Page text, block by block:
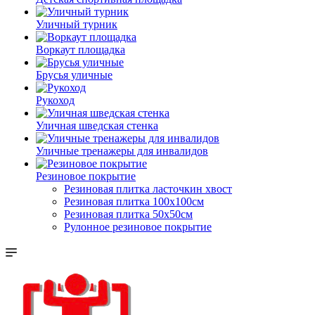
Уличный турник
Воркаут площадка
Брусья уличные
Рукоход
Уличная шведская стенка
Уличные тренажеры для инвалидов
Резиновое покрытие
Резиновая плитка ласточкин хвост
Резиновая плитка 100х100см
Резиновая плитка 50х50см
Рулонное резиновое покрытие